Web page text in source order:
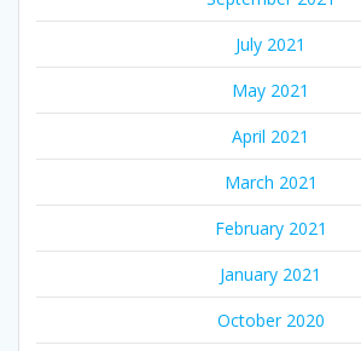
July 2021
May 2021
April 2021
March 2021
February 2021
January 2021
October 2020